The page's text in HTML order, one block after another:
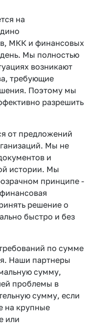
на
МКК и финансовых
день. Мы полностью
возникают
требующие
Поэтому мы
разрешить
от предложений
Мы не
и
истории. Мы
принципе -
решение о
быстро и без
по сумме
Наши партнеры
сумму,
проблемы в
сумму, если
на крупные
или